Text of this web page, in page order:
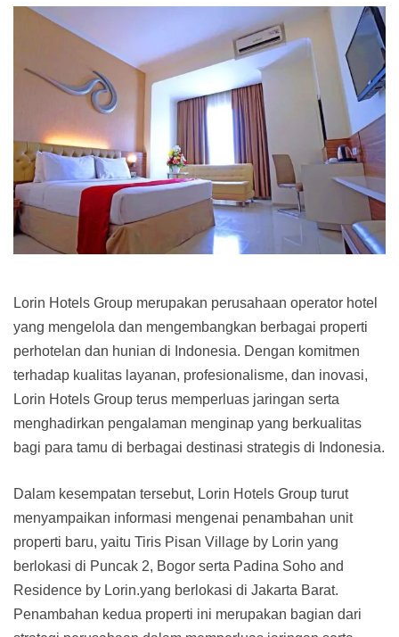
Lorin Hotels Group merupakan perusahaan operator hotel
yang mengelola dan mengembangkan berbagai properti
perhotelan dan hunian di Indonesia. Dengan komitmen
terhadap kualitas layanan, profesionalisme, dan inovasi,
Lorin Hotels Group terus memperluas jaringan serta
menghadirkan pengalaman menginap yang berkualitas
bagi para tamu di berbagai destinasi strategis di Indonesia.
Dalam kesempatan tersebut, Lorin Hotels Group turut
menyampaikan informasi mengenai penambahan unit
properti baru, yaitu Tiris Pisan Village by Lorin yang
berlokasi di Puncak 2, Bogor serta Padina Soho and
Residence by Lorin.yang berlokasi di Jakarta Barat.
Penambahan kedua properti ini merupakan bagian dari